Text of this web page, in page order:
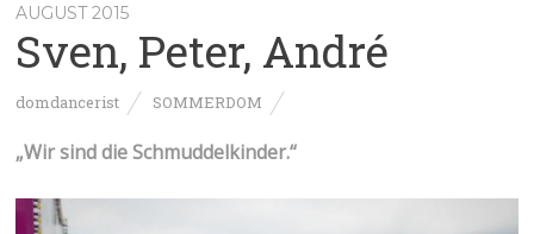
AUGUST 2015
Sven, Peter, André
domdancerist SOMMERDOM
„Wir sind die Schmuddelkinder.“